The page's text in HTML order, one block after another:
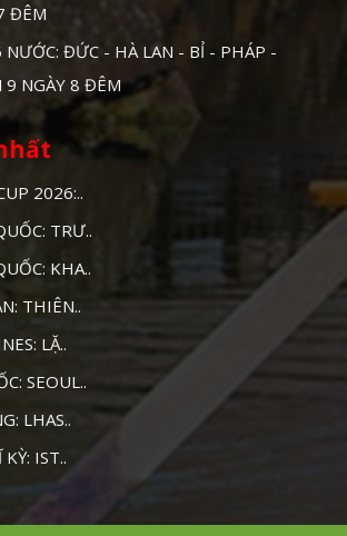
ĐÊM
NƯỚC: ĐỨC - HÀ LAN - BỈ - PHÁP -
9 NGÀY 8 ĐÊM
2026:..
TRƯ..
KHA..
THIÊN..
LẶ..
SEOUL..
LHAS..
IST..